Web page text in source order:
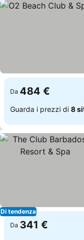
Da 484 €
Guarda i prezzi di 8
Di tendenza
Da 341 €